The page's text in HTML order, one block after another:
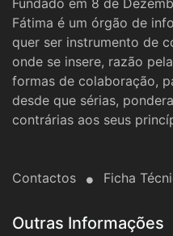
Fátima é um órgão de
quer ser instrumento de
onde se insere, razão
formas de colaboração,
desde que sérias,
contrárias aos seus
Contactos Ficha
Outras Informações